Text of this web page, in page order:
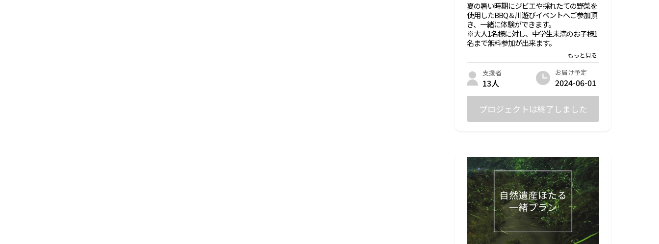
夏の暑い時期にジビエや採れたての野菜を
使用したBBQ＆川遊びイベントへご参加頂
き、一緒に体験ができます。
※大人1名様に対し、中学生未満のお子様1
名まで無料参加が出来ます。
※ご家族、お友達をお誘いの際は、現地に
て追加料金にて受付させて頂けます。
支援者
13人
お届け予定
2024-06-01
プロジェクトは終了しました